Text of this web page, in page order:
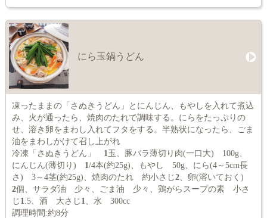
にら玉鍋うどん
凍ったままの「さぬきうどん」とにんじん、もやしを入れて煮込
み、火が通ったら、焼肉のたれで調味する。にらをたっぷりの
せ、溶き卵をまわし入れてフタをする。半熟状になったら、ごま
油をまわしかけて召し上がれ
冷凍「さぬきうどん」 1 玉、豚バラ薄切り肉(一口大) 100g、
にんじん(薄切り) 1 /4本(約25g)、もやし 50g、にら(4～5cm長
さ) 3～4茎(約25g)、焼肉のたれ 約小さじ2、卵(溶いておく)
2個、サラダ油 少々、ごま油 少々、鶏がらスープの素 小さ
じ 1 .5、酒 大さじ 1
、水 300cc
調理時間:約8分